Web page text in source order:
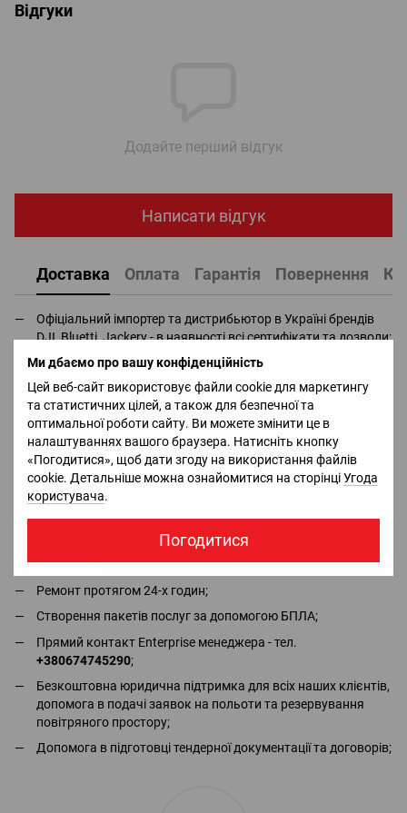
Ми дбаємо про вашу конфіденційність
Цей веб-сайт використовує файли cookie для маркетингу
та статистичних цілей, а також для безпечної та
оптимальної роботи сайту. Ви можете змінити це в
налаштуваннях вашого браузера. Натисніть кнопку
«Погодитися», щоб дати згоду на використання файлів
cookie. Детальніше можна ознайомитися на сторінціУгода
користувача.
Погодитися
Відгуки
Додайте перший відгук
Написати відгук
Доставка Оплата Гарантія Повернення
Офіціальний імпортер та дистрибьютор в Україні брендів
DJI, Bluetti, Jackery - в наявності всі сертифікати та дозволи;
Безкоштовна консультація та повний асортимент в місцях
силиQUADRO.ua;
Безкоштовна демонстрація і тестовий політ;
Безкоштовна доставка пристрою замовнику та виїзд на
місце;
Створення комплексних рішень для організацій, інтеграція
в бізнес процеси;
Навчання і софт для обробки даних;
Розробка і установка додаткових модулів під Ваші
завдання;
Ремонт протягом 24-х годин;
Створення пакетів послуг за допомогою БПЛА;
Прямий контакт Enterprise менеджера - тел.
+380674745290;
Безкоштовна юридична підтримка для всіх наших клієнтів,
допомога в подачі заявок на польоти та резервування
повітряного простору;
Допомога в підготовці тендерної документації та договорів;